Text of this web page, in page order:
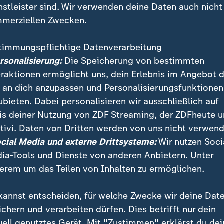
Kronprinzessin Mette-Marit, Marius Borg
zu vier Jahren Haft verurteilt. Ein Gericht
sind. Wir verwenden deine Daten auch nicht
Zwecken.
Datenverarbeitung
Die Speicherung von bestimmten
ermöglicht uns, dein Erlebnis im Angebot
an dich anzupassen und Personalisierungsfunktionen
Dabei personalisieren wir ausschließlich auf
deiner Nutzung von ZDF Streaming, der ZDFheute
Daten von Dritten werden von uns nicht
Media und externe Drittsysteme:Wir nutzen
Tools und Dienste von anderen Anbietern. Unter
um das Teilen von Inhalten zu ermöglichen.
entscheiden, für welche Zwecke wir deine
und verarbeiten dürfen. Dies betrifft nur dein